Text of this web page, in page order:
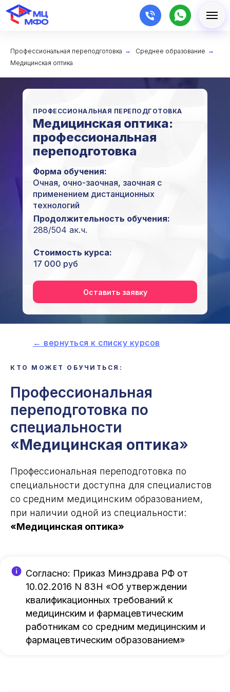
Профессиональная переподготовка → Среднее образование →
Медицинская оптика
Медицинская оптика:
профессиональная
переподготовка
ПРОФЕССИОНАЛЬНАЯ ПЕРЕПОДГОТОВКА
Форма обучения:
Очная, очно-заочная, заочная с
применением дистанционных
технологий
Стоимость курса:
17 000 руб
Оставить заявку
Продолжительность обучения:
288/504 ак.ч.
← вернуться к списку курсов
КТО МОЖЕТ ОБУЧИТЬСЯ:
Профессиональная
переподготовка по
специальности
«Медицинская оптика»
Профессиональная переподготовка по
специальности доступна для специалистов
со средним медицинским образованием,
при наличии одной из специальности:
«Медицинская оптика»
Согласно: Приказ Минздрава РФ от
10.02.2016 N 83Н «Об утверждении
квалификационных требований к
медицинским и фармацевтическим
работникам со средним медицинским и
фармацевтическим образованием»